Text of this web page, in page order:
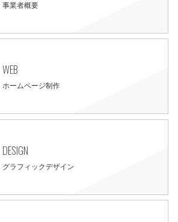
事業者概要
WEB
ホームページ制作
DESIGN
グラフィックデザイン